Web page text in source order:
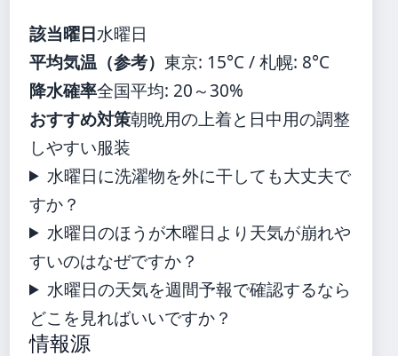
該当曜日水曜日
平均気温（参考） 東京: 15°C / 札幌: 8°C
降水確率全国平均: 20～30%
おすすめ対策朝晩用の上着と日中用の調整
しやすい服装
水曜日に洗濯物を外に干しても大丈夫で
すか？
水曜日のほうが木曜日より天気が崩れや
すいのはなぜですか？
水曜日の天気を週間予報で確認するなら
どこを見ればいいですか？
情報源